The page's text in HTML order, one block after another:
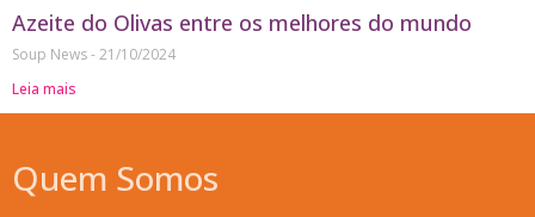
Azeite do Olivas entre os melhores do mundo
Soup News 21/10/2024
Leia mais
Quem Somos